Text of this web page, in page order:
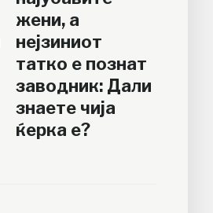
жени, а
нејзиниот
татко е познат
заводник: Дали
знаете чија
ќерка е?